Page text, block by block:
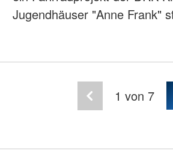
Jugendhäuser "Anne Frank"
1 von 7